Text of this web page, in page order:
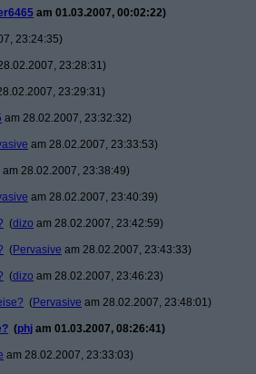
am 01.03.2007, 00:02:22)
23:24:35)
23:28:31)
23:29:31)
am 28.02.2007, 23:32:32)
am 28.02.2007, 23:33:53)
am 28.02.2007, 23:38:49)
am 28.02.2007, 23:40:39)
(dizo am 28.02.2007, 23:42:59)
(Pervasive am 28.02.2007, 23:43:33)
(dizo am 28.02.2007, 23:46:23)
(Pervasive am 28.02.2007, 23:48:01)
(phj am 01.03.2007, 08:26:41)
am 28.02.2007, 23:33:03)